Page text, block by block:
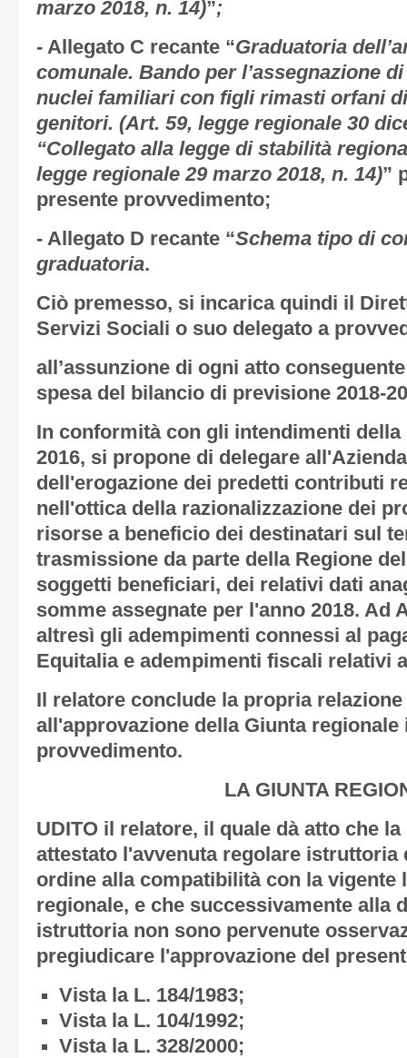
marzo 2018, n. 14)”;
- Allegato C recante “Graduatoria
comunale. Bando per l’assegnazione
nuclei familiari con figli rimasti orfani
genitori. (Art. 59, legge regionale 30
“Collegato alla legge di stabilità
legge regionale 29 marzo 2018, n. 14)”
presente provvedimento;
- Allegato D recante “Schema tipo di
graduatoria.
Ciò premesso, si incarica quindi il
Servizi Sociali o suo delegato a
all’assunzione di ogni atto
spesa del bilancio di previsione 2018-
In conformità con gli intendimenti della
2016, si propone di delegare
dell'erogazione dei predetti contributi
nell'ottica della razionalizzazione dei
risorse a beneficio dei destinatari sul
trasmissione da parte della Regione
soggetti beneficiari, dei relativi dati
somme assegnate per l'anno 2018. Ad
altresì gli adempimenti connessi al
Equitalia e adempimenti fiscali relativi
Il relatore conclude la propria
all'approvazione della Giunta regionale
provvedimento.
LA GIUNTA
UDITO il relatore, il quale dà atto che
attestato l'avvenuta regolare istruttoria
ordine alla compatibilità con la vigente
regionale, e che successivamente alla
istruttoria non sono pervenute
pregiudicare l'approvazione del
Vista la L. 184/1983;
Vista la L. 104/1992;
Vista la L. 328/2000;